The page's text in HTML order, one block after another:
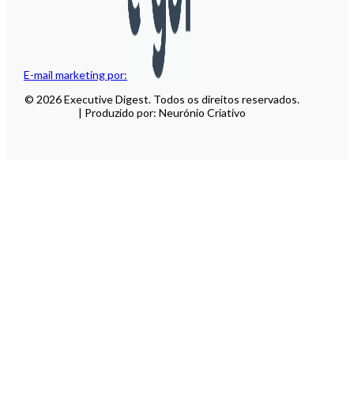
E-mail marketing por:
© 2026 Executive Digest. Todos os direitos reservados.
| Produzido por: Neurónio Criativo